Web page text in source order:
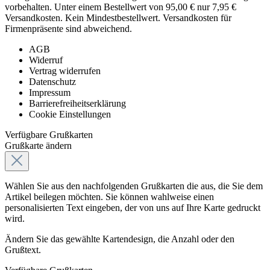
vorbehalten. Unter einem Bestellwert von 95,00 € nur 7,95 €
Versandkosten. Kein Mindestbestellwert. Versandkosten für
Firmenpräsente sind abweichend.
AGB
Widerruf
Vertrag widerrufen
Datenschutz
Impressum
Barrierefreiheitserklärung
Cookie Einstellungen
Verfügbare Grußkarten
Grußkarte ändern
Wählen Sie aus den nachfolgenden Grußkarten die aus, die Sie dem
Artikel beilegen möchten. Sie können wahlweise einen
personalisierten Text eingeben, der von uns auf Ihre Karte gedruckt
wird.
Ändern Sie das gewählte Kartendesign, die Anzahl oder den
Grußtext.